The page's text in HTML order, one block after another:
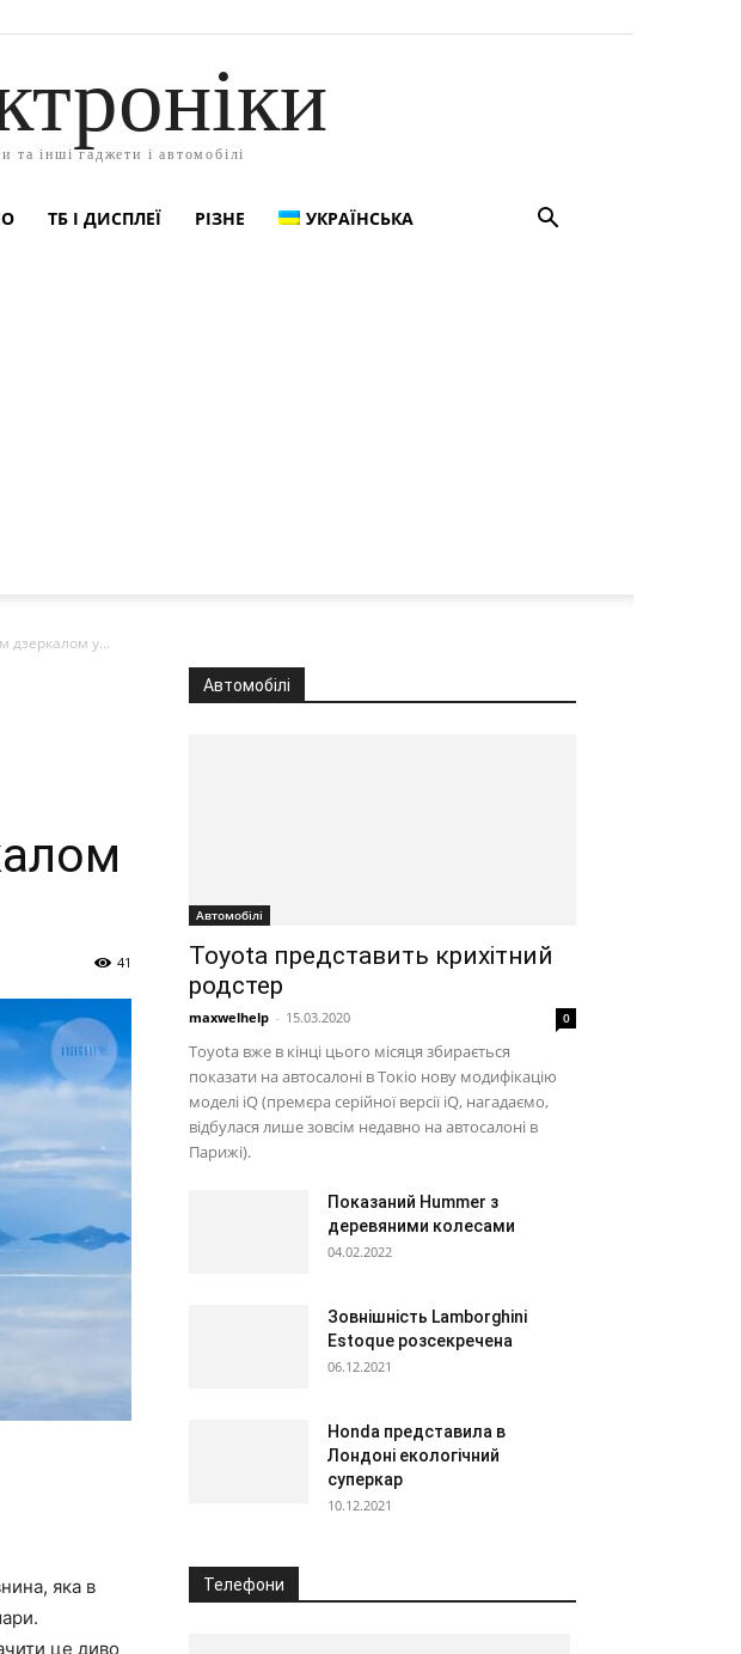
інші гаджети і автомобілі
ТБ І ДИСПЛЕЇ РІЗНЕ УКРАЇНСЬКА
дзеркалом у...
41
яка в
це диво
Автомобілі
Автомобілі
Toyota представить крихітний
родстер
maxwelhelp - 15.03.2020 0
Toyota вже в кінці цього місяця збирається
показати на автосалоні в Токіо нову модифікацію
моделі iQ (премєра серійної версії iQ, нагадаємо,
відбулася лише зовсім недавно на автосалоні в
Парижі).
Показаний Hummer з
деревяними колесами
04.02.2022
Зовнішність Lamborghini
Estoque розсекречена
06.12.2021
Honda представила в
Лондоні екологічний
суперкар
10.12.2021
Телефони